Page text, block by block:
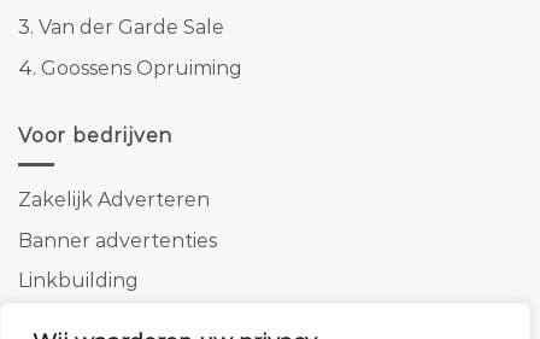
3. Van der Garde Sale
4. Goossens Opruiming
Voor bedrijven
Zakelijk Adverteren
Banner advertenties
Linkbuilding